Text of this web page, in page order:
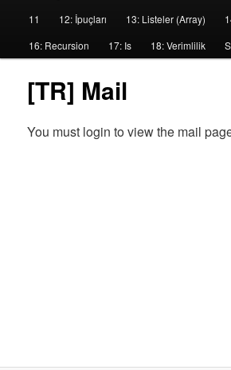
11
12: İpuçları 13: Listeler (Array)
16: Recursion
17: Is 18: Verimlilik
[TR] Mail
You must login to view the mail